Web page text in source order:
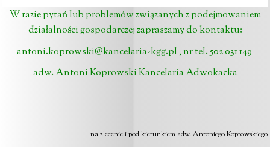
W razie pytań lub problemów związanych z podejmowaniem
działalności gospodarczej zapraszamy do kontaktu:
antoni.koprowski@kancelaria-kgg.pl, nr tel. 502 031 149
adw. Antoni Koprowski Kancelaria Adwokacka
na zlecenie i pod kierunkiem adw. Antoniego Koprowskiego